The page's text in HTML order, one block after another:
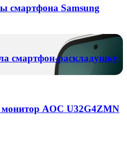
смартфона Samsung
смартфон-раскладушку
монитор AOC U32G4ZMN